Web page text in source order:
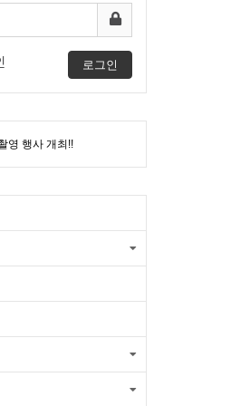
로그인
영 행사 개최!!
한복 피팅 후기새 창 열림
코드 7월 쿠폰 4개 국내 일
열림
코드 7월 호텔 쿠폰 최대
법새 창 열림
사지샵 여수 마사지
추천 타이 아로마새 창 열림
인코드 총정리 7월 8월 항